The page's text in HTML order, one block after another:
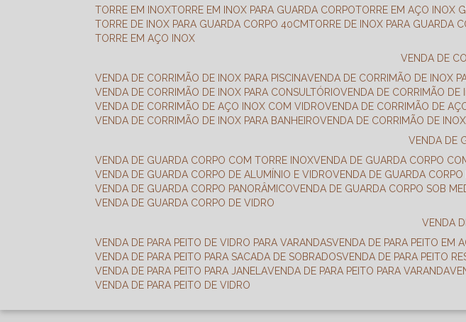
TORRE EM INOX TORRE EM INOX PARA GUARDA CORPO TORRE EM AÇO INOX
TORRE DE INOX PARA GUARDA CORPO 40CM TORRE DE INOX PARA GUARDA
TORRE EM AÇO INOX
VENDA DE
VENDA DE CORRIMÃO DE INOX PARA PISCINA
VENDA DE CORRIMÃO DE INOX
VENDA DE CORRIMÃO DE INOX PARA CONSULTÓRIO
VENDA DE CORRIMÃO
VENDA DE CORRIMÃO DE AÇO INOX COM VIDRO
VENDA DE CORRIMÃO DE
VENDA DE CORRIMÃO DE INOX PARA BANHEIRO
VENDA DE CORRIMÃO DE
VENDA DE
VENDA DE GUARDA CORPO COM TORRE INOX
VENDA DE GUARDA CORPO
VENDA DE GUARDA CORPO DE ALUMÍNIO E VIDRO
VENDA DE GUARDA
VENDA DE GUARDA CORPO PANORÂMICO
VENDA DE GUARDA CORPO SOB
VENDA DE GUARDA CORPO DE VIDRO
VENDA
VENDA DE PARA PEITO DE VIDRO PARA VARANDAS
VENDA DE PARA PEITO EM
VENDA DE PARA PEITO PARA SACADA DE SOBRADOS
VENDA DE PARA PEITO
VENDA DE PARA PEITO PARA JANELA
VENDA DE PARA PEITO PARA VARANDA
VENDA DE PARA PEITO DE VIDRO